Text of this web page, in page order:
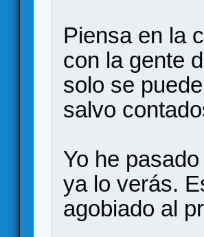
Piensa en la
con la gente
solo se
salvo
Yo he
ya lo verás.
agobiado al